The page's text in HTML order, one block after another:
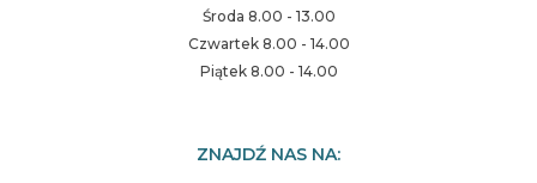
Środa 8.00 - 13.00
Czwartek 8.00 - 14.00
Piątek 8.00 - 14.00
ZNAJDŹ NAS NA: